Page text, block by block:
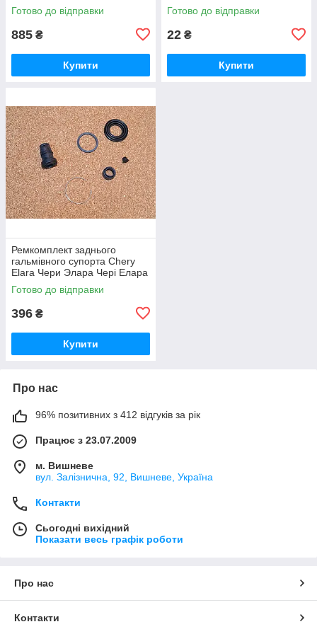
Готово до відправки
885 ₴
Купити
Готово до відправки
22 ₴
Купити
Ремкомплект заднього
гальмівного супорта Chery
Elara Чери Элара Чері Елара
Готово до відправки
396 ₴
Купити
Про нас
96% позитивних з 412 відгуків за рік
Працює з 23.07.2009
м. Вишневе
вул. Залізнична, 92, Вишневе, Україна
Контакти
Сьогодні вихідний
Показати весь графік роботи
Про нас
Контакти